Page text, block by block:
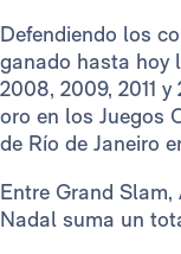
Defendiendo los
ganado hasta hoy
2008, 2009, 2011
oro en los Juegos
de Río de Janeiro
Entre Grand
Nadal suma un